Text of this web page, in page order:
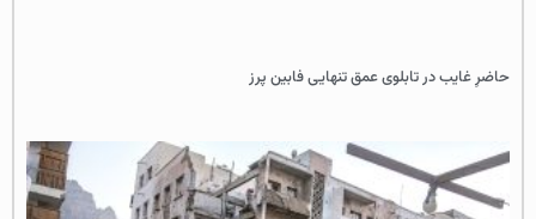
حاضرِ غایب در تابلوی عمق تنهایی فابین پرز